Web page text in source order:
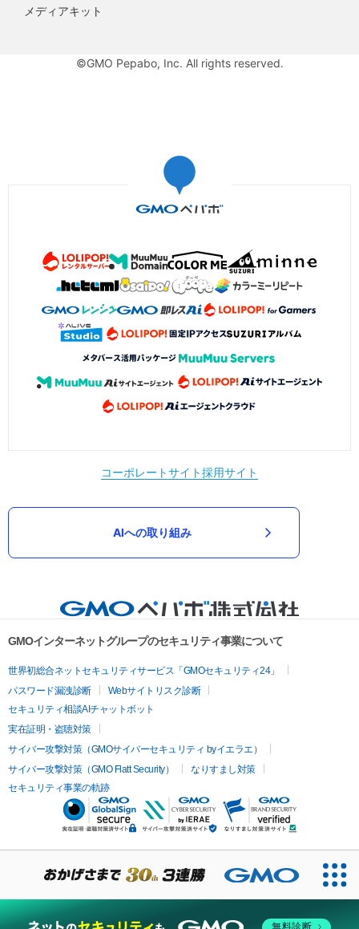
メディアキット
©GMO Pepabo, Inc. All rights reserved.
コーポレートサイト採用サイト
AIへの取り組み
GMOインターネットグループのセキュリティ事業について
世界初総合ネットセキュリティサービス「GMOセキュリティ24」
パスワード漏洩診断
Webサイトリスク診断
セキュリティ相談AIチャットボット
実在証明・盗聴対策
サイバー攻撃対策（GMOサイバーセキュリティ byイエラエ）
サイバー攻撃対策（GMO Flatt Security）
なりすまし対策
セキュリティ事業の軌跡